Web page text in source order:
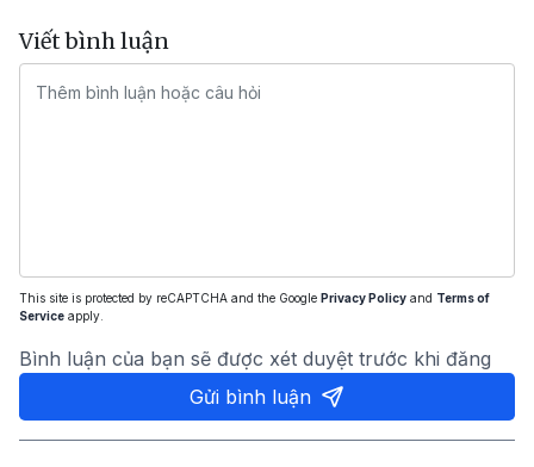
Viết bình luận
This site is protected by reCAPTCHA and the Google Privacy Policy and Terms of
Service apply.
Bình luận của bạn sẽ được xét duyệt trước khi đăng
Gửi bình luận